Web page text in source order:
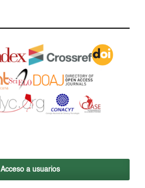
Acceso a usuarios